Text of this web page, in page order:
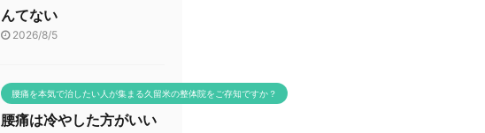
んてない
2026/8/5
腰痛を本気で治したい人が集まる久留米の整体院をご存知ですか？
腰痛は冷やした方がいい